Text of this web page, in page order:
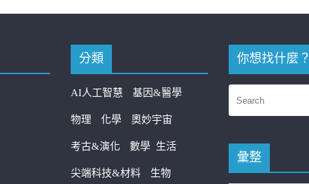
分類
AI人工智慧 基因&醫學
物理 化學 奧妙宇宙
考古&演化 數學 生活
尖端科技&材料 生物
你想找什麼？
彙整